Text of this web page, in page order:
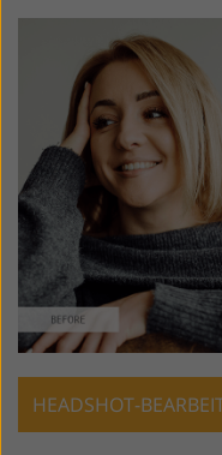
HEADSHOT-